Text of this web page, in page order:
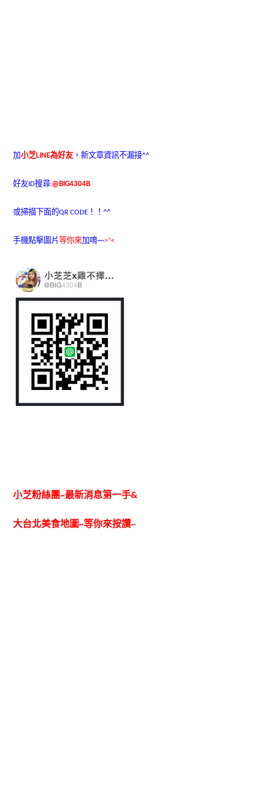
加小芝LINE為好友 ，新文章資訊不漏接^^
好友ID搜尋:@BIG4304B
或掃描下面的QR CODE！！^^
手機點擊圖片等你來加唷~~>”<
小芝粉絲團~最新消息第一手&
大台北美食地圖~等你來按讚~